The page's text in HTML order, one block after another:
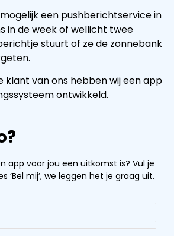
een pushberichtservice in
in de week of wellicht twee
stuurt of ze de zonnebank
klant van ons hebben wij een app
ontwikkeld.
app voor jou een uitkomst is? Vul je
‘Bel mij’, we leggen het je graag uit.